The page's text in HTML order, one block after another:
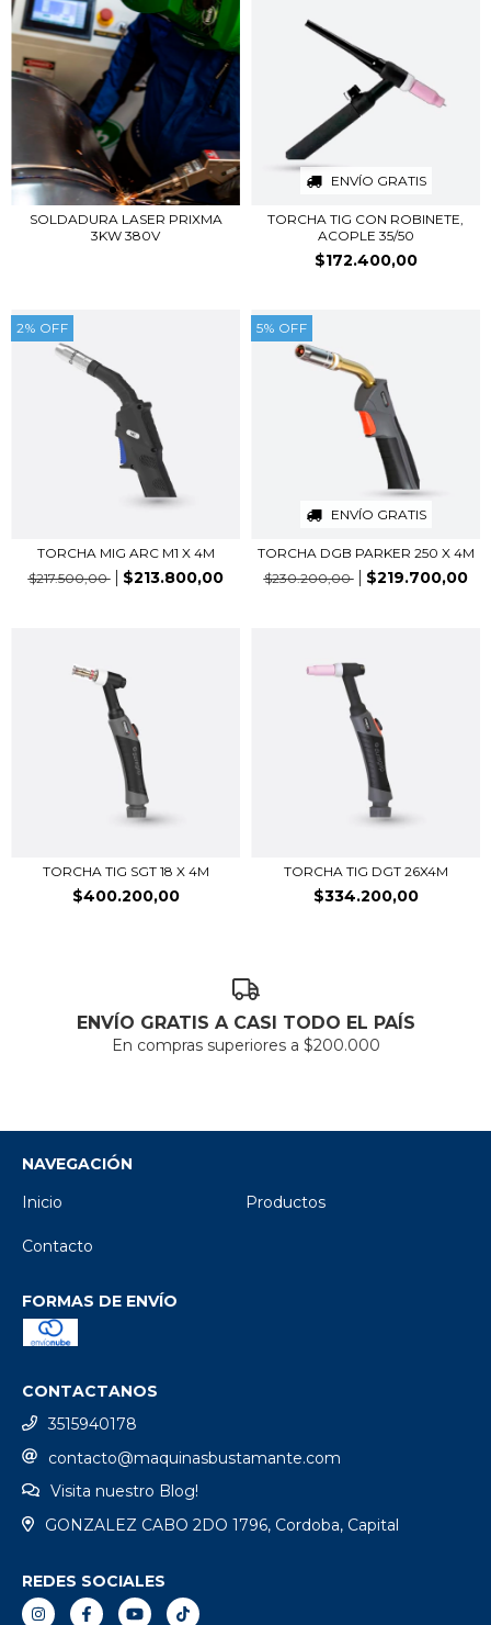
SOLDADURA LASER PRIXMA
3KW 380V
ENVÍO GRATIS
TORCHA TIG CON ROBINETE,
ACOPLE 35/50
$172.400,00
2% OFF
TORCHA MIG ARC M1 X 4M
$217.500,00
$213.800,00
5% OFF
ENVÍO GRATIS
TORCHA DGB PARKER 250 X 4M
$230.200,00
$219.700,00
TORCHA TIG SGT 18 X 4M
$400.200,00
TORCHA TIG DGT 26X4M
$334.200,00
ENVÍO GRATIS A CASI TODO EL PAÍS
En compras superiores a $200.000
NAVEGACIÓN
Inicio
Productos
Contacto
FORMAS DE ENVÍO
CONTACTANOS
3515940178
contacto@maquinasbustamante.com
Visita nuestro Blog!
GONZALEZ CABO 2DO 1796, Cordoba, Capital
REDES SOCIALES